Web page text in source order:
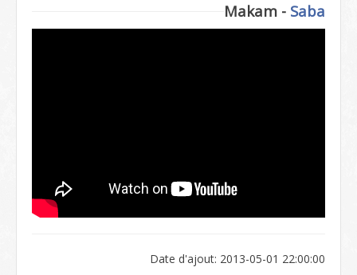
Makam - Saba
Date d'ajout: 2013-05-01 22:00:00